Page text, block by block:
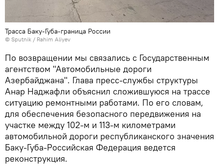
Трасса Баку-Губа-граница России
© Sputnik / Rahim Aliyev
По возвращении мы связались с Государственным
агентством "Автомобильные дороги
Азербайджана". Глава пресс-службы структуры
Анар Наджафли объяснил сложившуюся на трассе
ситуацию ремонтными работами. По его словам,
для обеспечения безопасного передвижения на
участке между 102-м и 113-м километрами
автомобильной дороги республиканского значения
Баку-Губа-Российская Федерация ведется
реконструкция.